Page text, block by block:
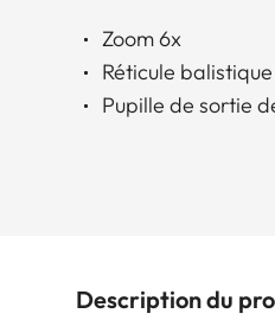
Zoom 6x
Réticule
Pupille de sortie
Description du